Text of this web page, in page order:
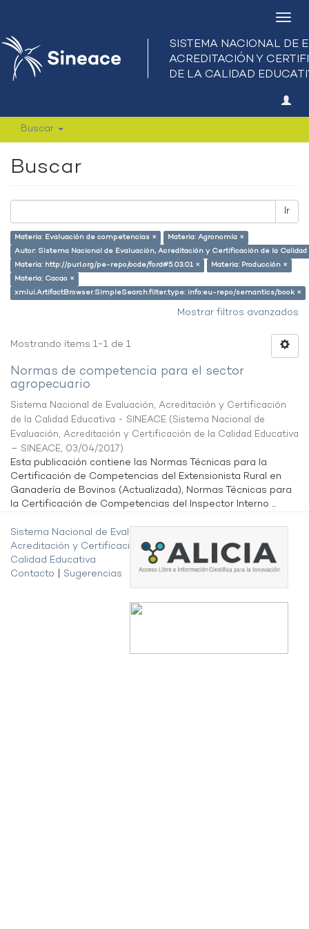
Buscar
Buscar
Ir
Materia: Evaluación de competencias ×
Materia: Agronomía ×
Autor: Sistema Nacional de Evaluación, Acreditación y Certificación de la
Materia: http://purl.org/pe-repo/ocde/ford#5.03.01 ×
Materia: Producción ×
Materia: Cacao ×
xmlui.ArtifactBrowser.SimpleSearch.filter.type: info:eu-repo/semantics/book ×
Mostrar filtros avanzados
Mostrando ítems 1-1 de 1
Normas de competencia para el sector
agropecuario
Sistema Nacional de Evaluación, Acreditación y Certificación
de la Calidad Educativa - SINEACE (Sistema Nacional de
Evaluación, Acreditación y Certificación de la Calidad Educativa
– SINEACE, 03/04/2017)
Esta publicación contiene las Normas Técnicas para la
Certificación de Competencias del Extensionista Rural en
Ganadería de Bovinos (Actualizada), Normas Técnicas para
la Certificación de Competencias del Inspector Interno ...
Sistema Nacional de Evaluación,
Acreditación y Certificación de la
Calidad Educativa
Contacto
Sugerencias